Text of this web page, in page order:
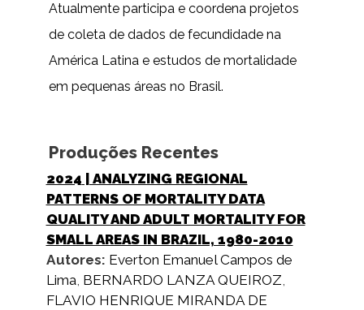
Atualmente participa e coordena projetos
de coleta de dados de fecundidade na
América Latina e estudos de mortalidade
em pequenas áreas no Brasil.
Produções Recentes
2024 | ANALYZING REGIONAL
PATTERNS OF MORTALITY DATA
QUALITY AND ADULT MORTALITY FOR
SMALL AREAS IN BRAZIL, 1980-2010
Autores: Everton Emanuel Campos de
Lima, BERNARDO LANZA QUEIROZ,
FLAVIO HENRIQUE MIRANDA DE